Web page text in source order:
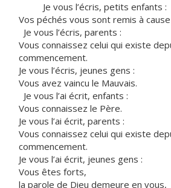
Je vous l’écris, petits enfants :
Vos péchés vous sont remis à
Je vous l’écris, parents :
Vous connaissez celui qui existe
commencement.
Je vous l’écris, jeunes gens :
Vous avez vaincu le Mauvais.
Je vous l’ai écrit, enfants :
Vous connaissez le Père.
Je vous l’ai écrit, parents :
Vous connaissez celui qui existe
commencement.
Je vous l’ai écrit, jeunes gens :
Vous êtes forts,
la parole de Dieu demeure en vous,